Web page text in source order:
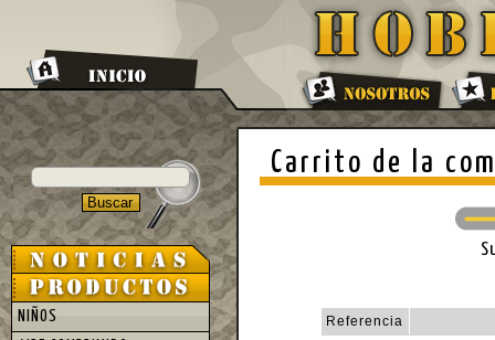
Carrito de la
Referencia
NIÑOS